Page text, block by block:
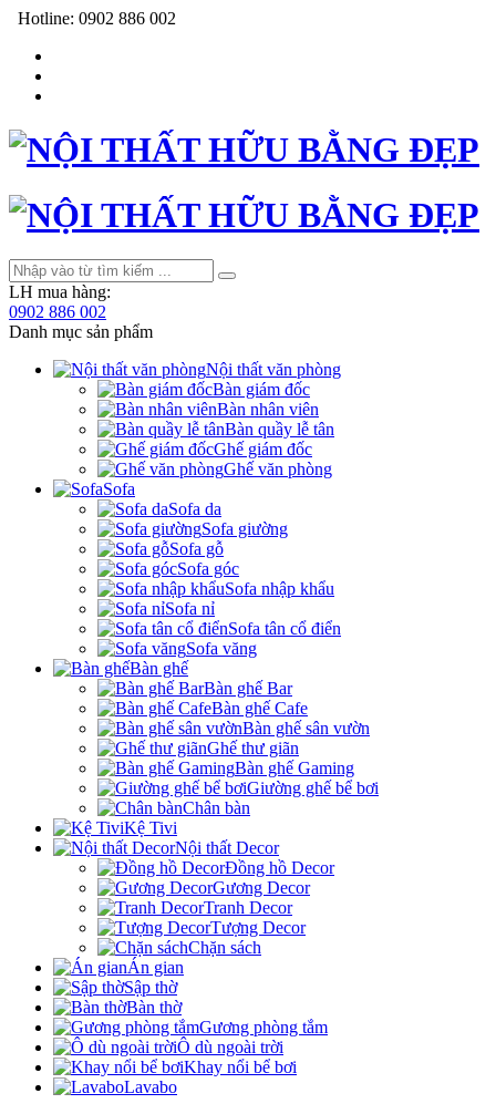
Hotline: 0902 886 002
LH mua hàng:
0902 886 002
Danh mục sản phẩm
Nội thất văn phòng
Bàn giám đốc
Bàn nhân viên
Bàn quầy lễ tân
Ghế giám đốc
Ghế văn phòng
Sofa
Sofa da
Sofa giường
Sofa gỗ
Sofa góc
Sofa nhập khẩu
Sofa nỉ
Sofa tân cổ điển
Sofa văng
Bàn ghế
Bàn ghế Bar
Bàn ghế Cafe
Bàn ghế sân vườn
Ghế thư giãn
Bàn ghế Gaming
Giường ghế bể bơi
Chân bàn
Kệ Tivi
Nội thất Decor
Đồng hồ Decor
Gương Decor
Tranh Decor
Tượng Decor
Chặn sách
Án gian
Sập thờ
Bàn thờ
Gương phòng tắm
Ô dù ngoài trời
Khay nổi bể bơi
Lavabo